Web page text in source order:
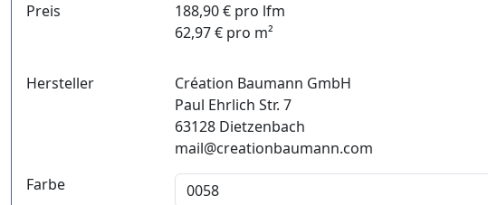
Preis
188,90 € pro lfm
62,97 € pro m²
Hersteller
Création Baumann GmbH
Paul Ehrlich Str. 7
63128 Dietzenbach
mail@creationbaumann.com
Farbe